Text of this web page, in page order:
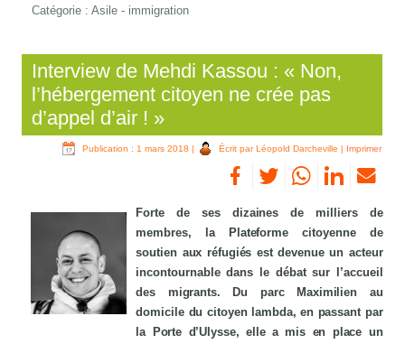
Catégorie :Asile - immigration
Interview de Mehdi Kassou : « Non,
l’hébergement citoyen ne crée pas
d’appel d’air ! »
Publication : 1 mars 2018 | Écrit par Léopold Darcheville | Imprimer
Forte de ses dizaines de milliers de
membres, la Plateforme citoyenne de
soutien aux réfugiés est devenue un acteur
incontournable dans le débat sur l’accueil
des migrants. Du parc Maximilien au
domicile du citoyen lambda, en passant par
la Porte d’Ulysse, elle a mis en place un